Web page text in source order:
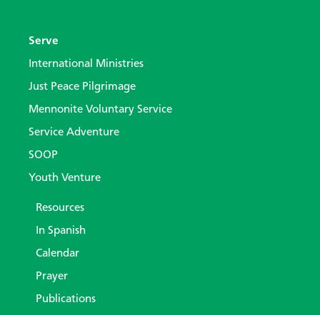
Serve
International Ministries
Just Peace Pilgrimage
Mennonite Voluntary Service
Service Adventure
SOOP
Youth Venture
Resources
In Spanish
Calendar
Prayer
Publications